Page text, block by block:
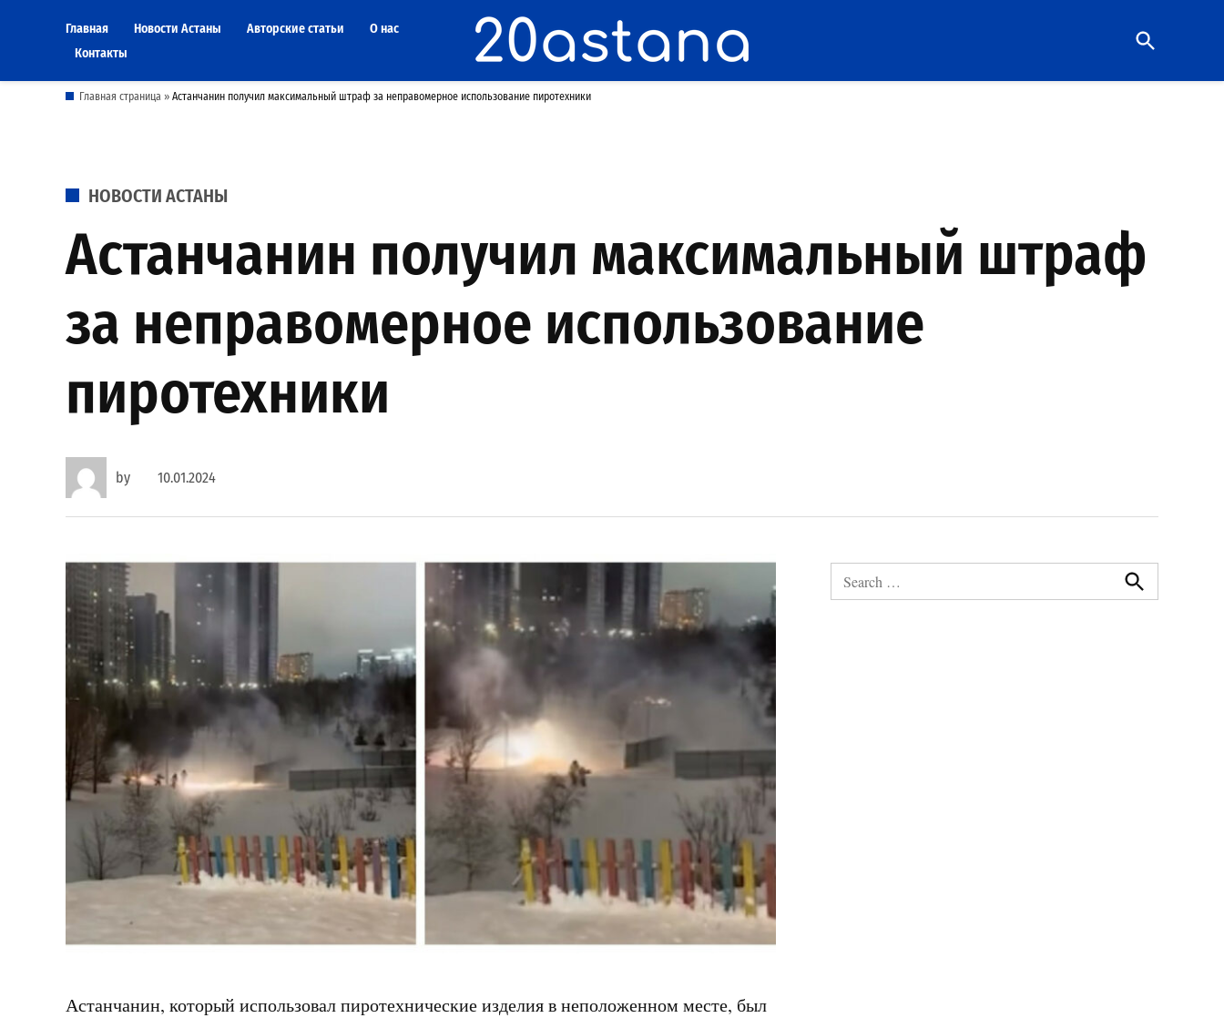
Главная Новости Астаны Авторские статьи
О нас
Контакты
Open
Search
Главная страница » Астанчанин получил максимальный штраф за неправомерное использование пиротехники
POSTED
НОВОСТИ АСТАНЫ
Астанчанин получил максимальный штраф
за неправомерное использование
пиротехники
by 10.01.2024
Астанчанин, который использовал пиротехнические изделия в неположенном месте, был
Search
for:
Search